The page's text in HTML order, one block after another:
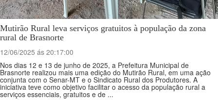
Mutirão Rural leva serviços gratuitos à população da zona
rural de Brasnorte
12/06/2025 ás 20:17:00
Nos dias 12 e 13 de junho de 2025, a Prefeitura Municipal de
Brasnorte realizou mais uma edição do Mutirão Rural, em uma ação
conjunta com o Senar-MT e o Sindicato Rural dos Produtores. A
iniciativa teve como objetivo facilitar o acesso da população rural a
serviços essenciais, gratuitos e de ...